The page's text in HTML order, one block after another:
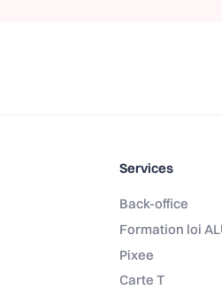
Services
Back-office
Formation loi
Pixee
Carte T